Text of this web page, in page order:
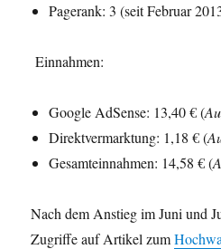
Pagerank: 3 (seit Februar
Einnahmen:
Google AdSense: 13,40 € (
Direktvermarktung: 1,18 € (
Gesamteinnahmen: 14,58 € (
Nach dem Anstieg im Juni und
Zugriffe auf Artikel zum